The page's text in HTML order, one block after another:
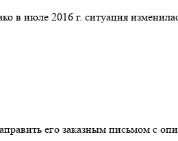
в июле 2016 г. ситуация
его заказным письмом с